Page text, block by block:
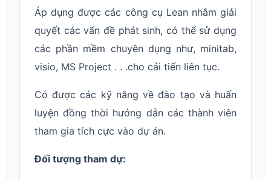
Áp dụng được các công cụ Lean nhằm giải
quyết các vấn đề phát sinh, có thể sử dụng
các phần mềm chuyên dụng như, minitab,
visio, MS Project . . .cho cải tiến liên tục.
Có được các kỹ năng về đào tạo và huấn
luyện đồng thời hướng dẫn các thành viên
tham gia tích cực vào dự án.
Đối tượng tham dự: